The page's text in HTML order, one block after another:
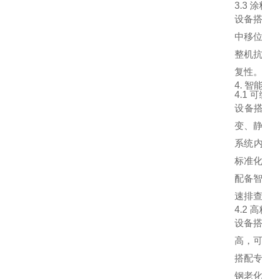
3.3 涂
设备
中移
整机
复性。
4. 智
4.1 可
设备
变、
系统
标准
配备
速排
4.2 高
设备
高，
搭配
钢老